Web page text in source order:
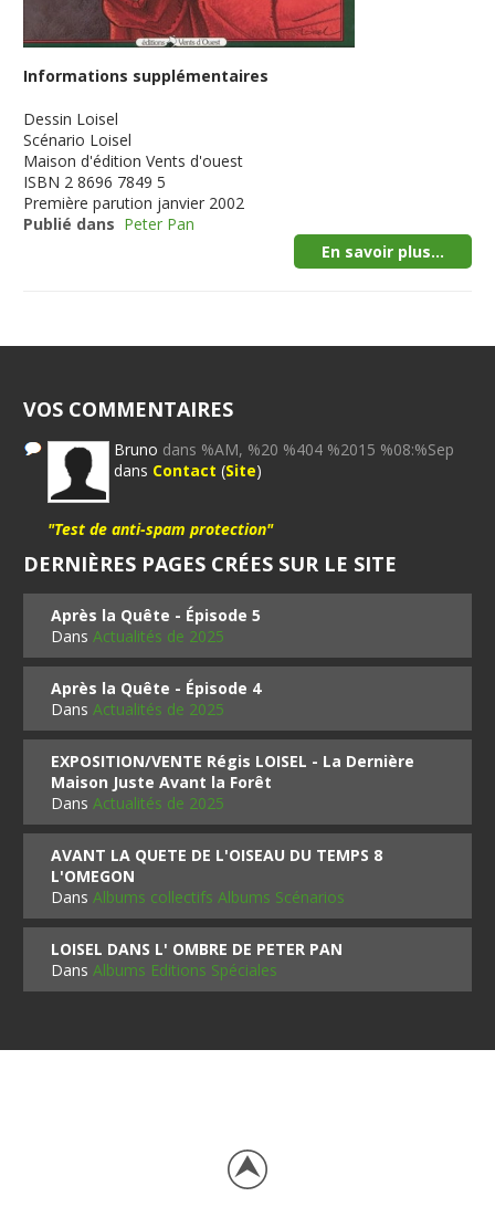
Informations supplémentaires
Dessin Loisel
Scénario Loisel
Maison d'édition Vents d'ouest
ISBN 2 8696 7849 5
Première parution janvier 2002
Publié dans Peter Pan
En savoir plus...
VOS COMMENTAIRES
Bruno dans %AM, %20 %404 %2015 %08:%Sep
dans Contact (Site)
"Test de anti-spam protection"
DERNIÈRES PAGES CRÉES SUR LE SITE
Après la Quête - Épisode 5
DansActualités de 2025
Après la Quête - Épisode 4
DansActualités de 2025
EXPOSITION/VENTE Régis LOISEL - La Dernière
Maison Juste Avant la Forêt
DansActualités de 2025
AVANT LA QUETE DE L'OISEAU DU TEMPS 8
L'OMEGON
DansAlbums collectifs Albums Scénarios
LOISEL DANS L' OMBRE DE PETER PAN
DansAlbums Editions Spéciales